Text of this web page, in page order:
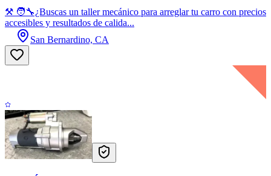
⚒️️ 🧑‍🔧¿Buscas un taller mecánico para arreglar tu carro con precios
accesibles y resultados de calida...
San Bernardino, CA